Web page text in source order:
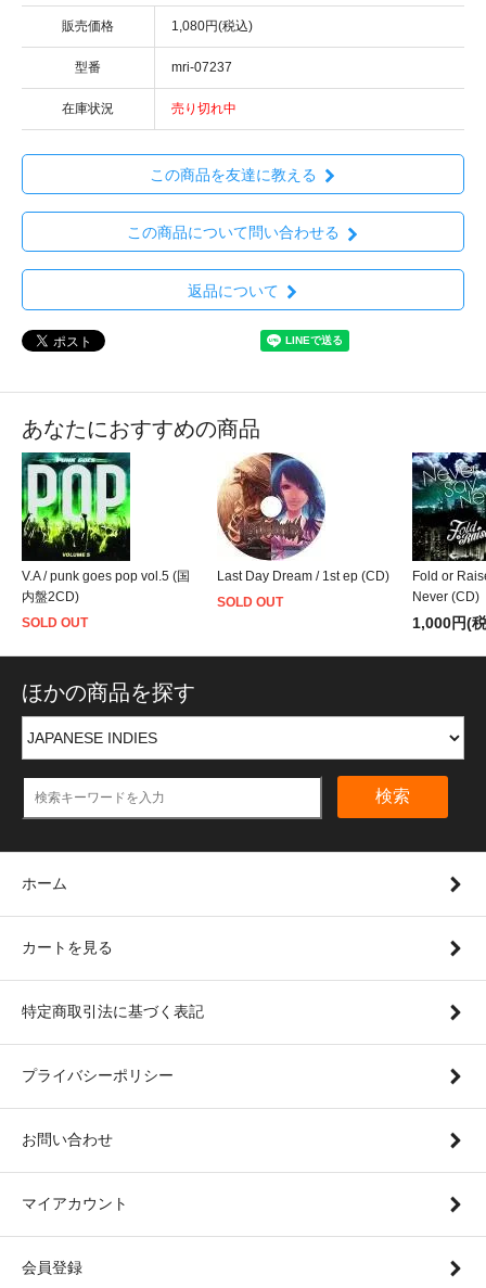
販売価格 1,080円(税込)
型番 mri-07237
在庫状況 売り切れ中
この商品を友達に教える
この商品について問い合わせる
返品について
あなたにおすすめの商品
V.A / punk goes pop vol.5 (国
内盤2CD)
SOLD OUT
Last Day Dream / 1st ep (CD)
SOLD OUT
Fold or
Never (CD)
1,000円(
ほかの商品を探す
検索
ホーム
カートを見る
特定商取引法に基づく表記
プライバシーポリシー
お問い合わせ
マイアカウント
会員登録